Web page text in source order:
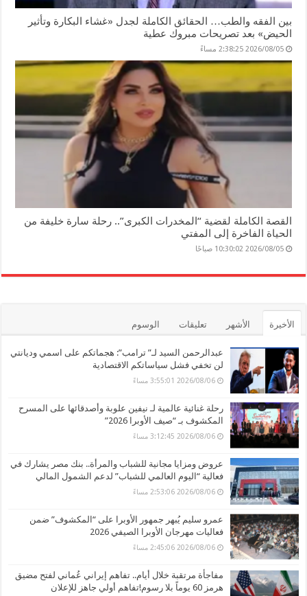
بين الفقه والطب… الحقائق الكاملة لجدل «غشاء البكارة وتأثير
الحيض» بعد تصريحات مبروك عطية
2026/08/05 2:38:25 مساءً
القصة الكاملة لقضية “المخدرات الكبرى”.. رحلة سارة خليفة من
الحياة الفاخرة إلى المفتي
2026/08/05 10:30:02 صباحًا
الأخيرة الأشهر تعليقات الوسوم
عبدالرحمن السيد لـ” ترامب”: هجماتكم على اسمي وديانتي
لن تخفي فشل سياساتكم الاقتصادية
2026/08/06 3:55:01 مساءً
رحلة غنائية عالمية لـ نيفين علوبة وأصدقائها على المسرح
المكشوف بـ “صيف الأوبرا 2026”
2026/08/06 3:12:45 مساءً
عروض ومزايا مجانية للشباب والمرأة.. بنك مصر يشارك في
فعالية “اليوم العالمي للشباب” لدعم الشمول المالي
2026/08/06 2:53:06 مساءً
عمرو سليم يُبهر جمهور الأوبرا على “المكشوف” ضمن
فعاليات مهرجان الأوبرا الصيفي 2026
2026/08/06 2:45:06 مساءً
مفاجأة مرتقبة خلال أيام.. تفاهم إيراني عُماني لفتح مضيق
هرمز 60 يوماً بلا رسوم!تفاهم أولي جاهز للإعلان